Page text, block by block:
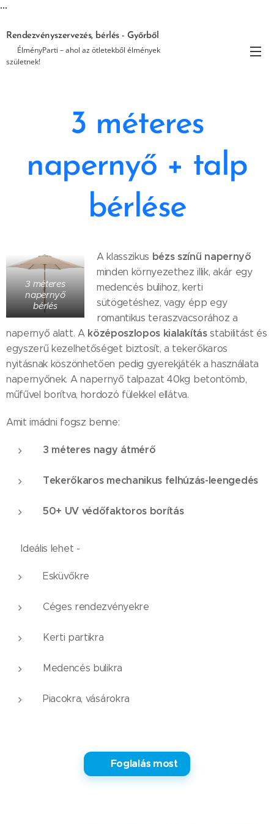
...
Rendezvényszervezés, bérlés - Győrből
🎉 ÉlményParti – ahol az ötletekből élmények
születnek!
3 méteres
napernyő + talp
bérlése
3 méteres
napernyő
bérlés
A klasszikus bézs színű napernyő
minden környezethez illik, akár egy
medencés bulihoz, kerti
sütögetéshez, vagy épp egy
romantikus teraszvacsorához a
napernyő alatt. A középoszlopos kialakításstabilitást és
egyszerű kezelhetőséget biztosít, a tekerőkaros
nyitásnak köszönhetően pedig gyerekjáték a használata
napernyőnek. A napernyő talpazat 40kg betontömb,
műfűvel borítva, hordozó fülekkel ellátva.
Amit imádni fogsz benne:
3 méteres nagy átmérő
Tekerőkaros mechanikus felhúzás-leengedés
50+ UV védőfaktoros borítás
🎉 Ideális lehet -
Esküvőkre
Céges rendezvényekre
Kerti partikra
Medencés bulikra
Piacokra, vásárokra
✅ Foglalás most